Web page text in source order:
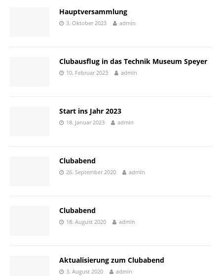
Hauptversammlung
3. Oktober 2023 admin
Clubausflug in das Technik Museum Speyer
10. Februar 2023 admin
Start ins Jahr 2023
18. Januar 2023 admin
Clubabend
26. September 2020 admin
Clubabend
18. August 2020 admin
Aktualisierung zum Clubabend
3. August 2020 admin